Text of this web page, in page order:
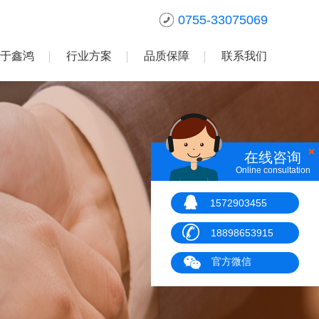
0755-33075069
鑫鸿 行业方案 品质保障 联系我们
在线咨询
Online consultation
1572903455
18898653915
官方微信